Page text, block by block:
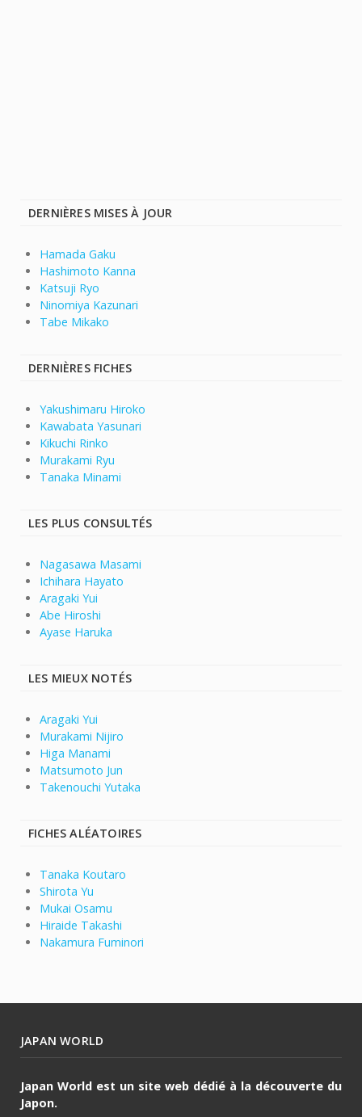
DERNIÈRES MISES À JOUR
Hamada Gaku
Hashimoto Kanna
Katsuji Ryo
Ninomiya Kazunari
Tabe Mikako
DERNIÈRES FICHES
Yakushimaru Hiroko
Kawabata Yasunari
Kikuchi Rinko
Murakami Ryu
Tanaka Minami
LES PLUS CONSULTÉS
Nagasawa Masami
Ichihara Hayato
Aragaki Yui
Abe Hiroshi
Ayase Haruka
LES MIEUX NOTÉS
Aragaki Yui
Murakami Nijiro
Higa Manami
Matsumoto Jun
Takenouchi Yutaka
FICHES ALÉATOIRES
Tanaka Koutaro
Shirota Yu
Mukai Osamu
Hiraide Takashi
Nakamura Fuminori
JAPAN WORLD
Japan World est un site web dédié à la découverte du
Japon.